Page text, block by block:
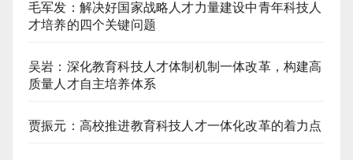
毛军发：解决好国家战略人才力量建设中青年科技人
才培养的四个关键问题
吴岩：深化教育科技人才体制机制一体改革，构建高
质量人才自主培养体系
贾振元：高校推进教育科技人才一体化改革的着力点